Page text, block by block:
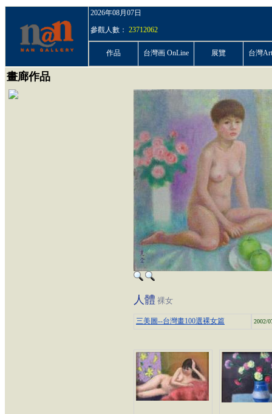
2026年08月07日
參觀人數： 23712062
作品 台灣画 OnLine 展覽 台灣
畫廊作品
人體 裸女
三美圖--台灣畫100選裸女篇 2002/